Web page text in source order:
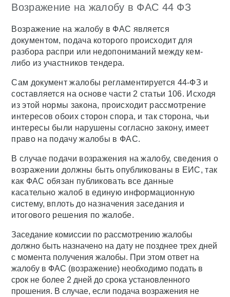
Возражение на жалобу в ФАС 44 ФЗ
Возражение на жалобу в ФАС является
документом, подача которого происходит для
разбора распри или недопониманий между кем-
либо из участников тендера.
Сам документ жалобы регламентируется 44-ФЗ и
составляется на основе части 2 статьи 106. Исходя
из этой нормы закона, происходит рассмотрение
интересов обоих сторон спора, и так сторона, чьи
интересы были нарушены согласно закону, имеет
право на подачу жалобы в ФАС.
В случае подачи возражения на жалобу, сведения о
возражении должны быть опубликованы в ЕИС, так
как ФАС обязан публиковать все данные
касательно жалоб в единую информационную
систему, вплоть до назначения заседания и
итогового решения по жалобе.
Заседание комиссии по рассмотрению жалобы
должно быть назначено на дату не позднее трех дней
с момента получения жалобы. При этом ответ на
жалобу в ФАС (возражение) необходимо подать в
срок не более 2 дней до срока установленного
прошения. В случае, если подача возражения не